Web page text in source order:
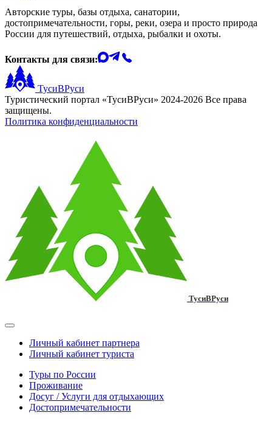
Авторские туры, базы отдыха, санатории,
достопримечательности, горы, реки, озера и просто природа
России для путешествий, отдыха, рыбалки и охоты.
Контакты для связи:
ТусиВРуси
Туристический портал «ТусиВРуси» 2024-2026 Все права
защищены.
Политика конфиденциальности
ТусиВРуси
Личный кабинет партнера
Личный кабинет туриста
Туры по России
Проживание
Досуг / Услуги для отдыхающих
Достопримечательности